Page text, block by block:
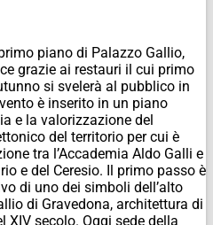
piano di Palazzo Gallio,
grazie ai restauri il cui primo
si svelerà al pubblico in
è inserito in un piano
e la valorizzazione del
del territorio per cui è
tra l’Accademia Aldo Galli e
e del Ceresio. Il primo passo è
di uno dei simboli dell’alto
di Gravedona, architettura di
XIV secolo. Oggi sede della